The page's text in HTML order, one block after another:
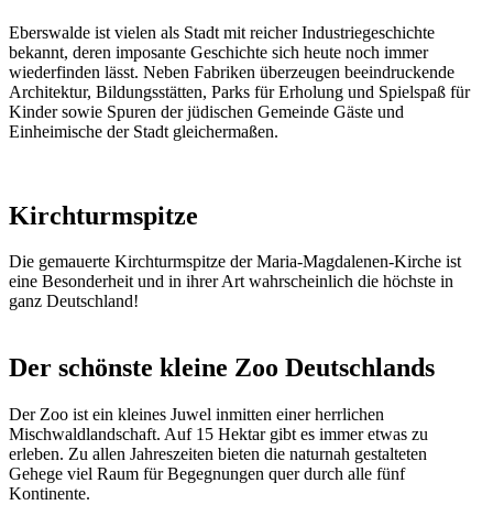
Eberswalde ist vielen als Stadt mit reicher Industriegeschichte
bekannt, deren imposante Geschichte sich heute noch immer
wiederfinden lässt. Neben Fabriken überzeugen beeindruckende
Architektur, Bildungsstätten, Parks für Erholung und Spielspaß für
Kinder sowie Spuren der jüdischen Gemeinde Gäste und
Einheimische der Stadt gleichermaßen.
Kirchturmspitze
Die gemauerte Kirchturmspitze der Maria-Magdalenen-Kirche ist
eine Besonderheit und in ihrer Art wahrscheinlich die höchste in
ganz Deutschland!
Der schönste kleine Zoo Deutschlands
Der Zoo ist ein kleines Juwel inmitten einer herrlichen
Mischwaldlandschaft. Auf 15 Hektar gibt es immer etwas zu
erleben. Zu allen Jahreszeiten bieten die naturnah gestalteten
Gehege viel Raum für Begegnungen quer durch alle fünf
Kontinente.